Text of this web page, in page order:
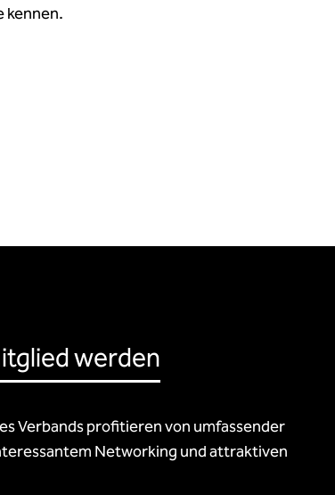
kennen.
werden
Verbands profitieren von umfassender
Networking und attraktiven